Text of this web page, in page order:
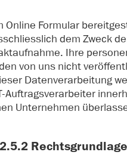
Online Formular
dem Zweck
Ihre
von uns nicht
Datenverarbeitung
Auftragsverarbeiter
Unternehmen
Rechtsgrundlage